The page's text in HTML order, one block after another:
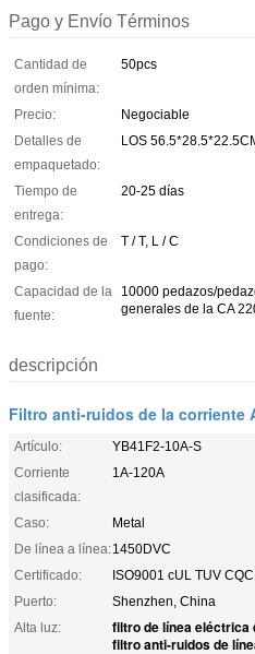
Pago y Envío Términos
Cantidad de
orden mínima:
50pcs
Precio:
Negociable
Detalles de
empaquetado:
LOS
Tiempo de
entrega:
20-25 días
Condiciones de
pago:
T / T, L / C
Capacidad de la
fuente:
10000 pedazos/
generales de la CA
descripción
Filtro anti-ruidos de la corriente
Artículo:
YB41F2-10A-S
Corriente
clasificada:
1A-120A
Caso:
Metal
De línea a línea:1450DVC
Certificado:
ISO9001 cUL TUV
Puerto:
Shenzhen, China
Alta luz:
filtro de línea eléctrica
filtro anti-ruidos de